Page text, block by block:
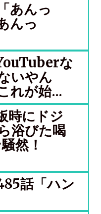
あんっ
っ
な
いやん
れが始...
時にドジ
浴びた喝
然！
話「ハン